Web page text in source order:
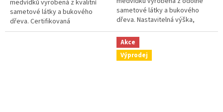
medvídků vyrobená z kvalitní
sametové látky a bukového
dřeva. Certifikovaná
bezpečnost, nastavitelná výška
sametové látky a bukového
dřeva. Nastavitelná výška,
snímatelné polštáře,
certifikovaná bezpečnost.
Ideální pro dětský pokoj...
Akce
Výprodej